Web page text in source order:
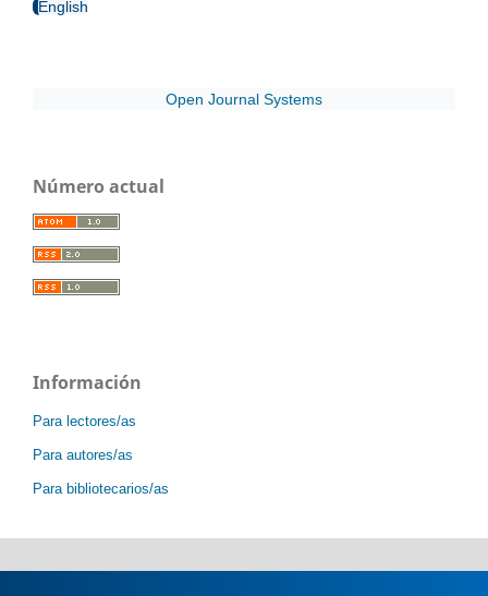
English
Open Journal Systems
Número actual
Información
Para lectores/as
Para autores/as
Para bibliotecarios/as